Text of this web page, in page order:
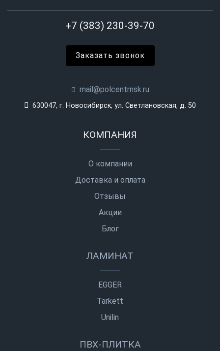
+7 (383) 230-39-70
Заказать звонок
mail@polcentrnsk.ru
630047, г. Новосибирск, ул. Светлановская, д. 50
КОМПАНИЯ
О компании
Доставка и оплата
Отзывы
Акции
Блог
ЛАМИНАТ
EGGER
Tarkett
Unilin
ПВХ-ПЛИТКА